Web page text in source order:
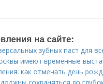
на сайте:
зубных паст для
имеют временные
как отмечать день